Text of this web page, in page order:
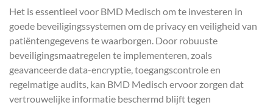
Het is essentieel voor BMD Medisch om te investeren in
goede beveiligingssystemen om de privacy en veiligheid van
patiëntengegevens te waarborgen. Door robuuste
beveiligingsmaatregelen te implementeren, zoals
geavanceerde data-encryptie, toegangscontrole en
regelmatige audits, kan BMD Medisch ervoor zorgen dat
vertrouwelijke informatie beschermd blijft tegen